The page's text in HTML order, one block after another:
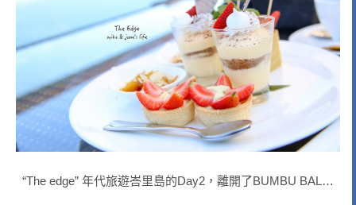
“The edge” 年代旅遊峇里島的Day2，離開了BUMBU BAL…